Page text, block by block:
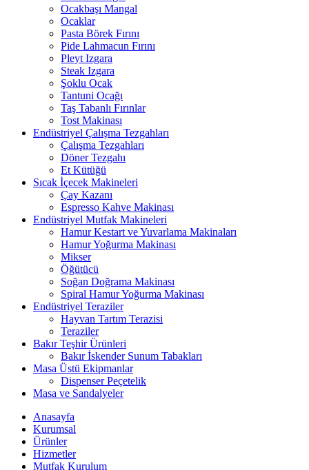
Ocakbaşı Mangal
Ocaklar
Pasta Börek Fırını
Pide Lahmacun Fırını
Pleyt Izgara
Steak Izgara
Şoklu Ocak
Tantuni Ocağı
Taş Tabanlı Fırınlar
Tost Makinası
Endüstriyel Çalışma Tezgahları
Çalışma Tezgahları
Döner Tezgahı
Et Kütüğü
Sıcak İçecek Makineleri
Çay Kazanı
Espresso Kahve Makinası
Endüstriyel Mutfak Makineleri
Hamur Kestart ve Yuvarlama Makinaları
Hamur Yoğurma Makinası
Mikser
Öğütücü
Soğan Doğrama Makinası
Spiral Hamur Yoğurma Makinası
Endüstriyel Teraziler
Hayvan Tartım Terazisi
Teraziler
Bakır Teşhir Ürünleri
Bakır İskender Sunum Tabakları
Masa Üstü Ekipmanlar
Dispenser Peçetelik
Masa ve Sandalyeler
Anasayfa
Kurumsal
Ürünler
Hizmetler
Mutfak Kurulum